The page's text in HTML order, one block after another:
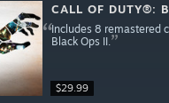
$29.99
CALL OF DUTY®:
Includes 8 remastered
Black Ops II.